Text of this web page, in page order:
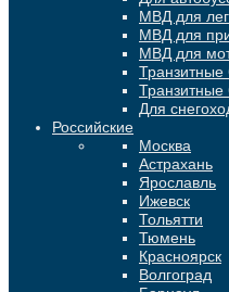
МВД для
МВД для
МВД для
Транзитные
Транзитные
Для
Российские
Москва
Астрахань
Ярославль
Ижевск
Тольятти
Тюмень
Красноярск
Волгоград